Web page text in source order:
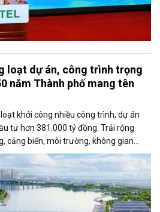
loạt dự án, công trình trọng
năm Thành phố mang tên
khởi công nhiều công trình, dự án
tư hơn 381.000 tỷ đồng. Trải rộng
cảng biển, môi trường, không gian
dự án được kỳ vọng tạo động lực
gian phát triển và nâng cao năng
nhất cả nước.